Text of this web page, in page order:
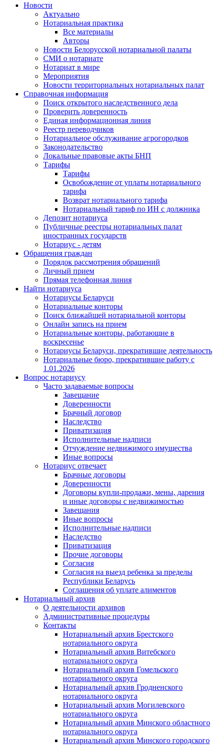
Новости
Актуально
Нотариальная практика
Все материалы
Авторы
Новости Белорусской нотариальной палаты
СМИ о нотариате
Нотариат в мире
Мероприятия
Новости территориальных нотариальных палат
Справочная информация
Поиск открытого наследственного дела
Проверить доверенность
Единая информационная линия
Реестр переводчиков
Нотариальное обслуживание агрогородков
Законодательство
Локальные правовые акты БНП
Тарифы
Тарифы
Освобождение от уплаты нотариального
тарифа
Возврат нотариального тарифа
Нотариальный тариф по ИН с должника
Депозит нотариуса
Публичные реестры нотариальных палат
иностранных государств
Нотариус - детям
Обращения граждан
Порядок рассмотрения обращений
Личный прием
Прямая телефонная линия
Найти нотариуса
Нотариусы Беларуси
Нотариальные конторы
Поиск ближайшей нотариальной конторы
Онлайн запись на прием
Нотариальные конторы, работающие в
воскресенье
Нотариусы Беларуси, прекратившие деятельность
Нотариальные бюро, прекратившие работу с
1.01.2026
Вопрос нотариусу
Часто задаваемые вопросы
Завещание
Доверенности
Брачный договор
Наследство
Приватизация
Исполнительные надписи
Отчуждение недвижимого имущества
Иные вопросы
Нотариус отвечает
Брачные договоры
Доверенности
Договоры купли-продажи, мены, дарения
и иные договоры с недвижимостью
Завещания
Иные вопросы
Исполнительные надписи
Наследство
Приватизация
Прочие договоры
Согласия
Согласия на выезд ребенка за пределы
Республики Беларусь
Соглашения об уплате алиментов
Нотариальный архив
О деятельности архивов
Административные процедуры
Контакты
Нотариальный архив Брестского
нотариального округа
Нотариальный архив Витебского
нотариального округа
Нотариальный архив Гомельского
нотариального округа
Нотариальный архив Гродненского
нотариального округа
Нотариальный архив Могилевского
нотариального округа
Нотариальный архив Минского областного
нотариального округа
Нотариальный архив Минского городского